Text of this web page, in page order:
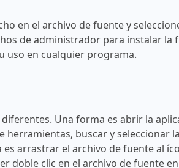
en el archivo de fuente y
de administrador para instalar la
uso en cualquier programa.
Una forma es abrir la
herramientas, buscar y seleccionar la
arrastrar el archivo de fuente al
doble clic en el archivo de fuente